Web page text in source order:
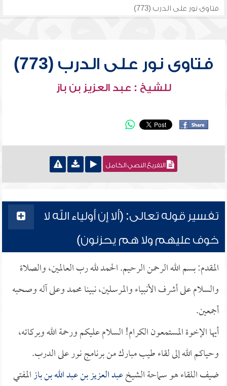
فتاوى نور على الدرب (773)
فتاوى نور على الدرب (773)
للشيخ : عبد العزيز بن باز
التفريغ النصي الكامل
تفسير قوله تعالى: (ألا إن أولياء الله لا
خوف عليهم ولا هم يحزنون)
المقدم: بسم الله الرحمن الرحيم. الحمد لله رب العالمين، والصلاة
والسلام على أشرف الأنبياء والمرسلين، نبينا محمد وعلى آله وصحبه
أجمعين.
أيها الإخوة المستمعون الكرام! السلام عليكم ورحمة الله وبركاته،
وحياكم الله إلى لقاء طيب مبارك من برنامج نور على الدرب.
ضيف اللقاء هو سماحة الشيخعبد العزيز بن عبد الله بن بازالمفتي